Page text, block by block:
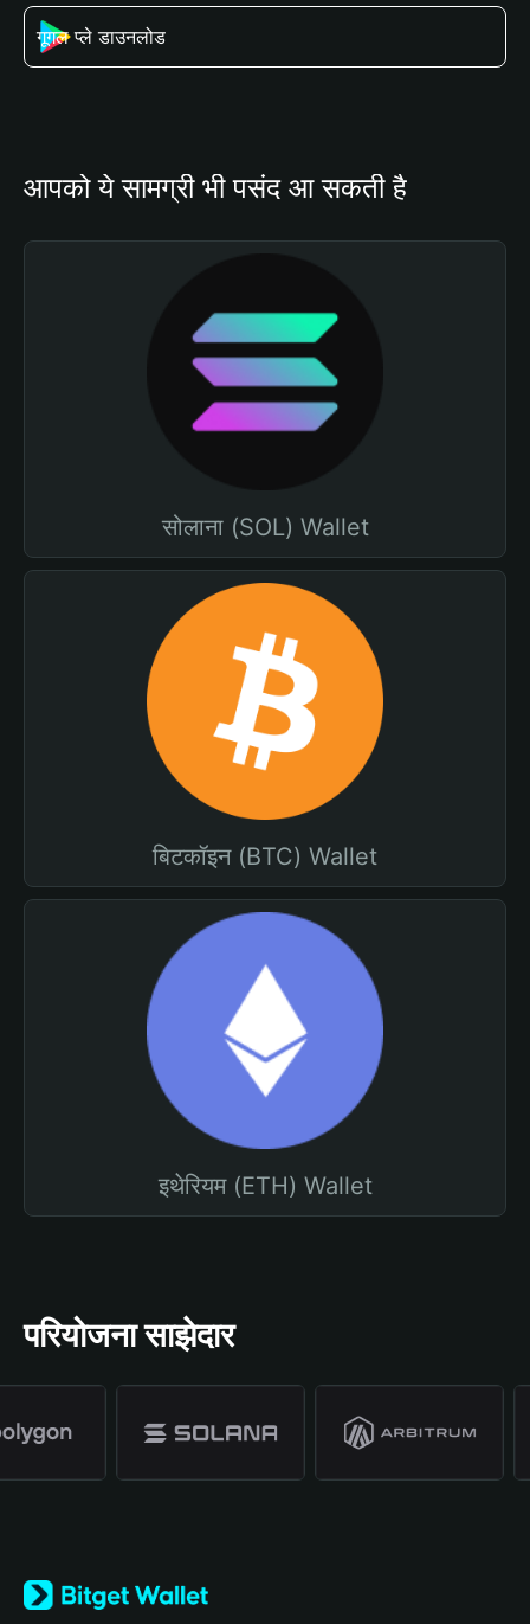
गूगल प्ले डाउनलोड
आपको ये सामग्री भी पसंद आ सकती है
सोलाना (SOL) Wallet
बिटकॉइन (BTC) Wallet
इथेरियम (ETH) Wallet
परियोजना साझेदार